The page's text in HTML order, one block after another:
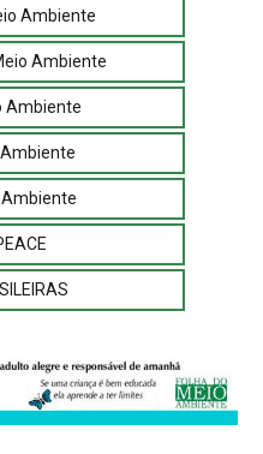
Ambiente
Ambiente
Ambiente
Ambiente